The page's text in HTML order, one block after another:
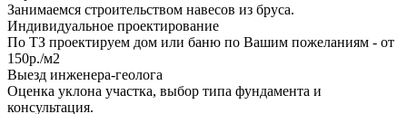
Занимаемся строительством навесов из бруса.
Индивидуальное проектирование
По ТЗ проектируем дом или баню по Вашим пожеланиям - от
150р./м2
Выезд инженера-геолога
Оценка уклона участка, выбор типа фундамента и
консультация.